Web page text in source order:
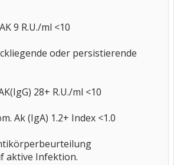
9 R.U./ml <10
oder persistierende
28+ R.U./ml <10
Ak (IgA) 1.2+ Index <1.0
aktive Infektion.